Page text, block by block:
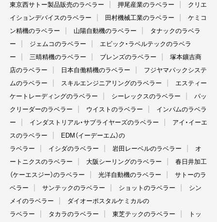
東京西サトー製品販売のラベラー
押尾産業のラベラー
クリエ
イションデバイスのラベラー
田村機械工業のラベラー
ケミコ
ン精機のラベラー
山陽自動機のラベラー
タナックのラベラ
ー
ジェムコのラベラー
エビック・ラベルテックのラベラ
ー
三晴精機のラベラー ブレンズのラベラー
塚本鑛吉商
店のラベラー
日本自働精機のラベラー
フジヤマパックシステ
ムのラベラー
スキルエンジニアリングのラベラー
エスティー
ケートレーディングのラベラー
シーレックスのラベラー
パッ
クリーダーのラベラー
ウイストのラベラー
インパムのラベラ
ー
インダストリアル・サプライヤーズのラベラー
アイ・イーエ
スのラベラー
EDM（イーデーエム）の
ラベラー
イシダのラベラー 岩田レーベルのラベラー
オ
ートニクスのラベラー
大阪シーリングのラベラー
春日井加工
（ケーエスジー）のラベラー
光洋自動機のラベラー
サトーのラ
ベラー
サンテックのラベラー ショットのラベラー
シン
メイのラベラー
ダイオーポスタルケミカルの
ラベラー
タカラのラベラー 東芝テックのラベラー
トッ